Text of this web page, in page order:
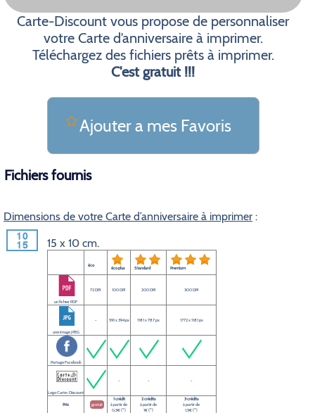
Carte-Discount vous propose de personnaliser
votre Carte d’anniversaire à imprimer.
Téléchargez des fichiers prêts à imprimer.
C'est gratuit !!!
Ajouter a mes Favoris
Fichiers fournis
Dimensions de votre Carte d’anniversaire à imprimer :
15 x 10 cm.
éco éco plus Standard Premium
un fichier PDF
72 DPI 100 DPI 200 DPI 300 DPI
une image JPEG
- 591 x 394 px 1181 x 787 px 1772 x 1181 px
Partage Facebook
Logo Carte-Discount
- - -
Prix gratuit
1 crédit
à partir de
0,5€ (*)
2 crédits
à partir de
1€ (*)
3 crédits
à partir de
1,5€ (*)